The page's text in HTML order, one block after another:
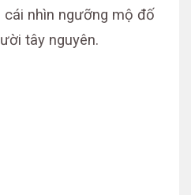
nhìn ngưỡng mộ đố
tây nguyên.